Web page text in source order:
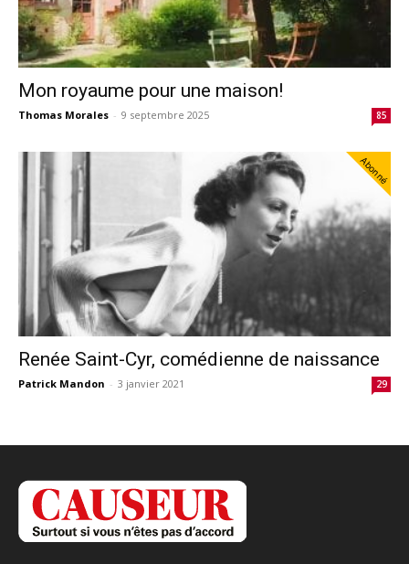
Mon royaume pour une maison!
Thomas Morales - 9 septembre 2025 85
Abonné
Renée Saint-Cyr, comédienne de naissance
Patrick Mandon - 3 janvier 2021 29